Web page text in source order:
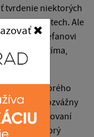
tvrdenie niektorých
sv. Vojtech. Ale
Štefanovi
Čiech do Ríma,
dobrého
rozvážny
pri skutočňovaní
sa ako dobrý